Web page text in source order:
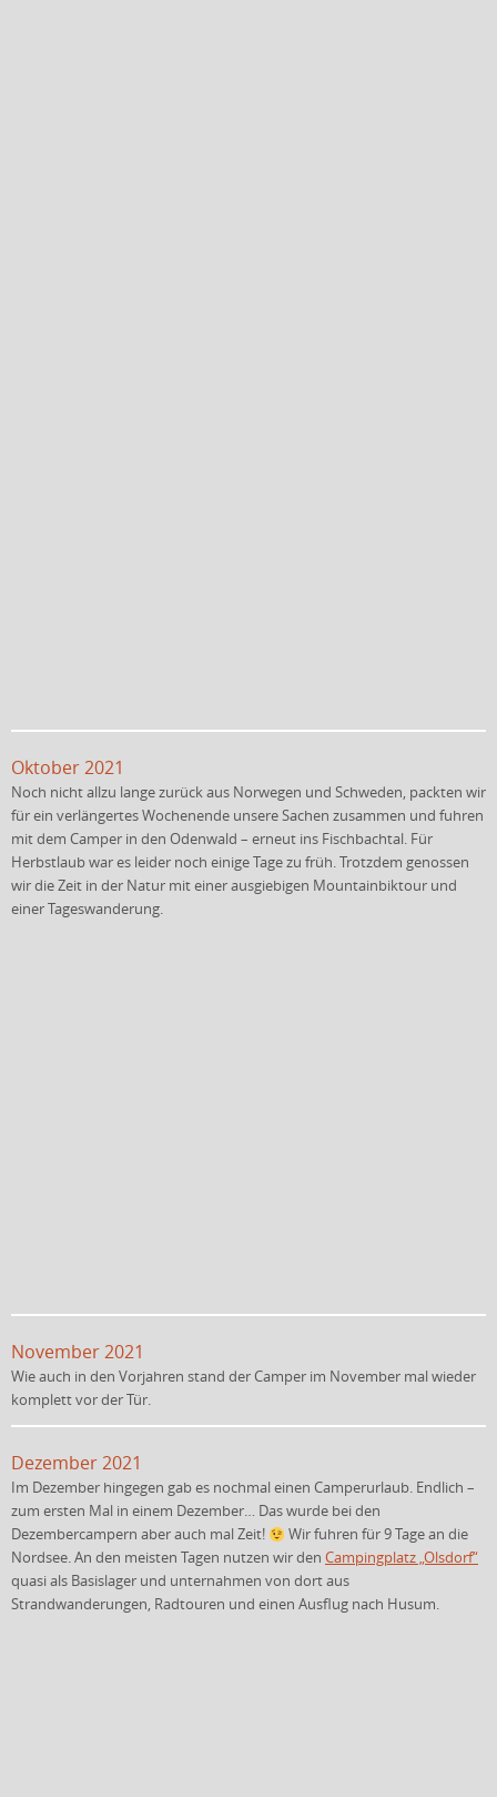
Oktober 2021
Noch nicht allzu lange zurück aus Norwegen und Schweden, packten wir
für ein verlängertes Wochenende unsere Sachen zusammen und fuhren
mit dem Camper in den Odenwald – erneut ins Fischbachtal. Für
Herbstlaub war es leider noch einige Tage zu früh. Trotzdem genossen
wir die Zeit in der Natur mit einer ausgiebigen Mountainbiktour und
einer Tageswanderung.
November 2021
Wie auch in den Vorjahren stand der Camper im November mal wieder
komplett vor der Tür.
Dezember 2021
Im Dezember hingegen gab es nochmal einen Camperurlaub. Endlich –
zum ersten Mal in einem Dezember… Das wurde bei den
Dezembercampern aber auch mal Zeit!
Wir fuhren für 9 Tage an die
Nordsee. An den meisten Tagen nutzen wir den Campingplatz „Olsdorf“
quasi als Basislager und unternahmen von dort aus
Strandwanderungen, Radtouren und einen Ausflug nach Husum.